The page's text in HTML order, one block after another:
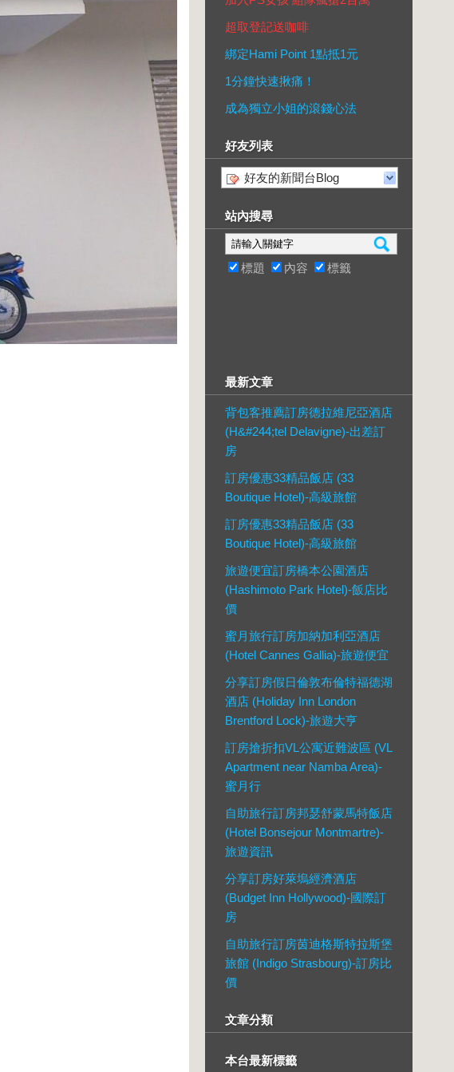
超取登記送咖啡
綁定Hami Point 1點抵1元
1分鐘快速揪痛！
成為獨立小姐的滾錢心法
好友列表
好友的新聞台Blog
站內搜尋
標題 內容 標籤
最新文章
背包客推薦訂房德拉維尼亞酒店
(H&#244;tel Delavigne)-出差訂
房
訂房優惠33精品飯店 (33
Boutique Hotel)-高級旅館
訂房優惠33精品飯店 (33
Boutique Hotel)-高級旅館
旅遊便宜訂房橋本公園酒店
(Hashimoto Park Hotel)-飯店比
價
蜜月旅行訂房加納加利亞酒店
(Hotel Cannes Gallia)-旅遊便宜
分享訂房假日倫敦布倫特福德湖
酒店 (Holiday Inn London
Brentford Lock)-旅遊大亨
訂房搶折扣VL公寓近難波區 (VL
Apartment near Namba Area)-
蜜月行
自助旅行訂房邦瑟舒蒙馬特飯店
(Hotel Bonsejour Montmartre)-
旅遊資訊
分享訂房好萊塢經濟酒店
(Budget Inn Hollywood)-國際訂
房
自助旅行訂房茵迪格斯特拉斯堡
旅館 (Indigo Strasbourg)-訂房比
價
文章分類
本台最新標籤